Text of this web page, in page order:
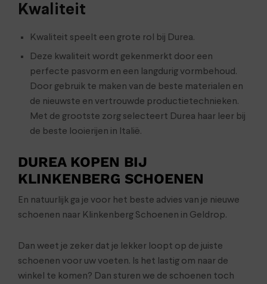
Kwaliteit
Kwaliteit speelt een grote rol bij Durea.
Deze kwaliteit wordt gekenmerkt door een
perfecte pasvorm en een langdurig vormbehoud.
Door gebruik te maken van de beste materialen en
de nieuwste en vertrouwde productietechnieken.
Met de grootste zorg selecteert Durea haar leer bij
de beste looierijen in Italië.
DUREA KOPEN BIJ
KLINKENBERG SCHOENEN
En natuurlijk ga je voor het beste advies van je nieuwe
schoenen naar Klinkenberg Schoenen in Geldrop.
Dan weet je zeker dat je lekker loopt op de juiste
schoenen voor uw voeten. Is het lastig om naar de
winkel te komen? Dan sturen we de schoenen toch